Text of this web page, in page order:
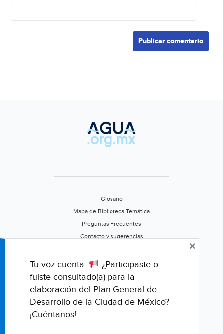
Glosario
Mapa de Biblioteca Temática
Preguntas Frecuentes
Contacto y sugerencias
Califica este portal
Tu voz cuenta.
¿Participaste o
fuiste consultado(a) para la
elaboración del Plan General de
Desarrollo de la Ciudad de México?
¡Cuéntanos!
×